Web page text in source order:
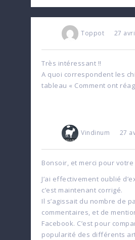
Toppot 27
Très intéressant !!
A quoi correspondent les
tableau « Comment ont
Vindinum 27
Bonsoir, et merci pour
J’ai effectivement oublié
c’est maintenant corrigé.
Il s’agissait du nombre de
commentaires, et de
Facebook. C’est pour
popularité des différents